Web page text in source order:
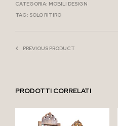
CATEGORIA: MOBILI DESIGN
TAG: SOLO RITIRO
PREVIOUS PRODUCT
PRODOTTI CORRELATI